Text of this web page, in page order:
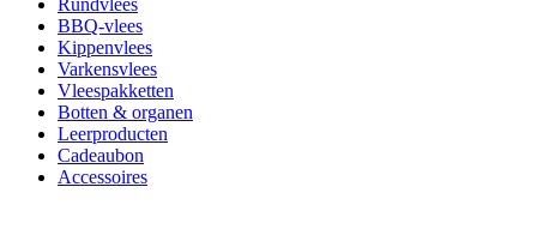
Rundvlees
BBQ-vlees
Kippenvlees
Varkensvlees
Vleespakketten
Botten & organen
Leerproducten
Cadeaubon
Accessoires